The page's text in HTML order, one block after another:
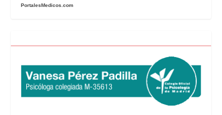
PortalesMedicos.com